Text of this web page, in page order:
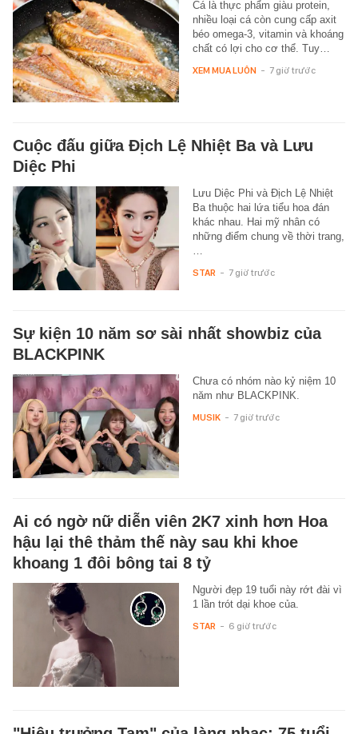
Cá là thực phẩm giàu protein,
nhiều loại cá còn cung cấp axit
béo omega-3, vitamin và khoáng
chất có lợi cho cơ thể. Tuy…
XEM MUA LUÔN - 7 giờ trước
Cuộc đấu giữa Địch Lệ Nhiệt Ba và Lưu
Diệc Phi
Lưu Diệc Phi và Địch Lệ Nhiệt
Ba thuộc hai lứa tiểu hoa đán
khác nhau. Hai mỹ nhân có
những điểm chung về thời trang,
STAR - 7 giờ trước
Sự kiện 10 năm sơ sài nhất showbiz của
BLACKPINK
Chưa có nhóm nào kỷ niệm 10
năm như BLACKPINK.
MUSIK - 7 giờ trước
Ai có ngờ nữ diễn viên 2K7 xinh hơn Hoa
hậu lại thê thảm thế này sau khi khoe
khoang 1 đôi bông tai 8 tỷ
Người đẹp 19 tuổi này rớt đài vì
1 lần trót dại khoe của.
STAR - 6 giờ trước